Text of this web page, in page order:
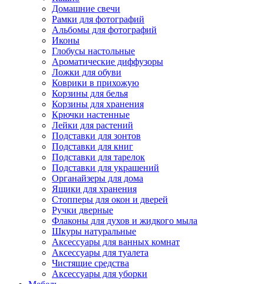
Домашние свечи
Рамки для фотографий
Альбомы для фотографий
Иконы
Глобусы настольные
Ароматические диффузоры
Ложки для обуви
Коврики в прихожую
Корзины для белья
Корзины для хранения
Крючки настенные
Лейки для растений
Подставки для зонтов
Подставки для книг
Подставки для тарелок
Подставки для украшений
Органайзеры для дома
Ящики для хранения
Стопперы для окон и дверей
Ручки дверные
Флаконы для духов и жидкого мыла
Шкуры натуральные
Аксессуары для ванных комнат
Аксессуары для туалета
Чистящие средства
Аксессуары для уборки